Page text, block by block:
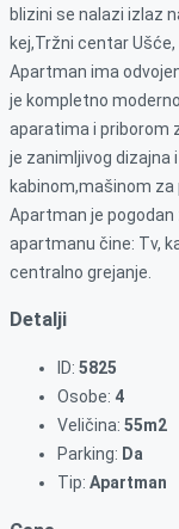
blizini se nalazi izlaz
kej,Tržni centar
Apartman ima
je kompletno
aparatima i priborom
je zanimljivog dizajna
kabinom,mašinom
Apartman je pogodan
apartmanu čine: Tv,
centralno grejanje.
Detalji
ID: 5825
Osobe: 4
Veličina: 55m2
Parking: Da
Tip: Apartman